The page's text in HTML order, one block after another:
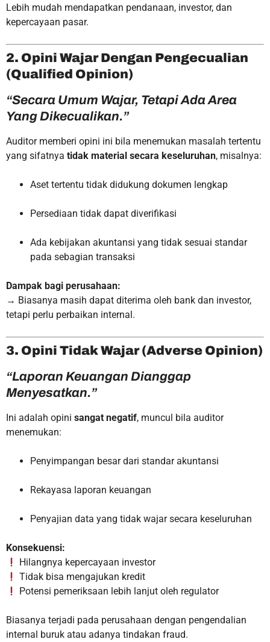
Lebih mudah mendapatkan pendanaan, investor, dan
kepercayaan pasar.
2. Opini Wajar Dengan Pengecualian
(Qualified Opinion)
“Secara Umum Wajar, Tetapi Ada Area
Yang Dikecualikan.”
Auditor memberi opini ini bila menemukan masalah tertentu
yang sifatnya tidak material secara keseluruhan, misalnya:
Aset tertentu tidak didukung dokumen lengkap
Persediaan tidak dapat diverifikasi
Ada kebijakan akuntansi yang tidak sesuai standar
pada sebagian transaksi
Dampak bagi perusahaan:
→ Biasanya masih dapat diterima oleh bank dan investor,
tetapi perlu perbaikan internal.
3. Opini Tidak Wajar (Adverse Opinion)
“Laporan Keuangan Dianggap
Menyesatkan.”
Ini adalah opini sangat negatif, muncul bila auditor
menemukan:
Penyimpangan besar dari standar akuntansi
Rekayasa laporan keuangan
Penyajian data yang tidak wajar secara keseluruhan
Konsekuensi:
Hilangnya kepercayaan investor
Tidak bisa mengajukan kredit
Potensi pemeriksaan lebih lanjut oleh regulator
Biasanya terjadi pada perusahaan dengan pengendalian
internal buruk atau adanya tindakan fraud.